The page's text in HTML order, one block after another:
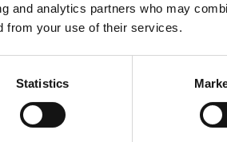
and analytics partners who may
from your use of their services.
Statisticsrecuperatoria
cerrar el stage